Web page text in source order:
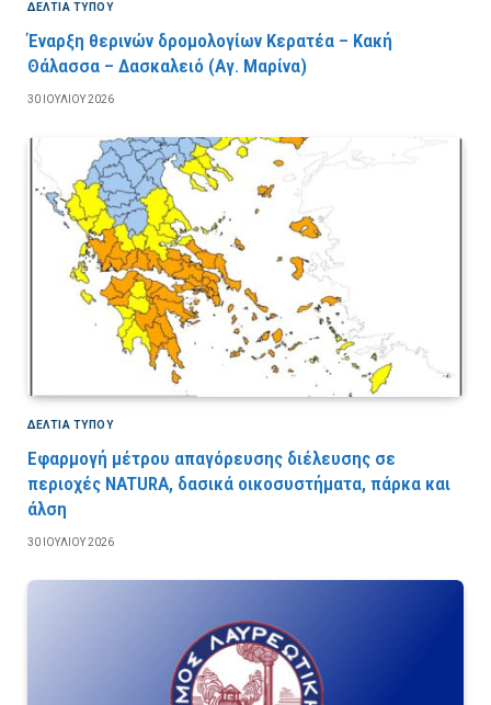
ΔΕΛΤΙΑ ΤΥΠΟΥ
Έναρξη θερινών δρομολογίων Κερατέα – Κακή
Θάλασσα – Δασκαλειό (Αγ. Μαρίνα)
30 ΙΟΥΛΊΟΥ 2026
ΔΕΛΤΙΑ ΤΥΠΟΥ
Εφαρμογή μέτρου απαγόρευσης διέλευσης σε
περιοχές NATURA, δασικά οικοσυστήματα, πάρκα και
άλση
30 ΙΟΥΛΊΟΥ 2026